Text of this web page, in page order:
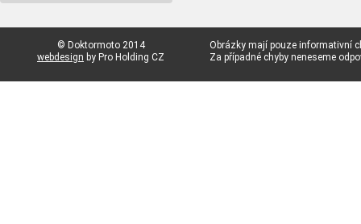
© Doktormoto 2014
webdesign by Pro Holding CZ
Obrázky mají pouze informativní
Za případné chyby neneseme